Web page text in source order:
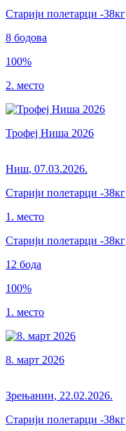
Старији полетарци -38кг
8 бодова
100%
2. место
Трофеј Ниша 2026
Ниш, 07.03.2026.
Старији полетарци -38кг
1. место
Старији полетарци -38кг
12 бода
100%
1. место
8. март 2026
Зрењанин, 22.02.2026.
Старији полетарци -38кг